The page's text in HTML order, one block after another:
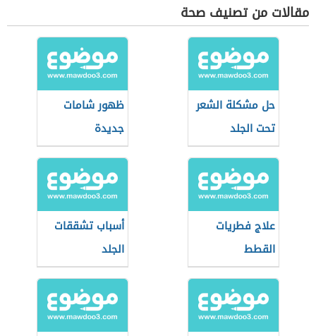
مقالات من تصنيف صحة
حل مشكلة الشعر
تحت الجلد
ظهور شامات
جديدة
علاج فطريات
القطط
أسباب تشققات
الجلد